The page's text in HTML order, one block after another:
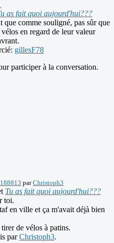
as fait quoi aujourd'hui???
comme souligné, pas sûr que
en regard de leur valeur
gillesF78
participer à la conversation.
parChristoph3
Tu as fait quoi aujourd'hui???
toi.
en ville et ça m'avait déjà bien
de vélos à patins.
parChristoph3.